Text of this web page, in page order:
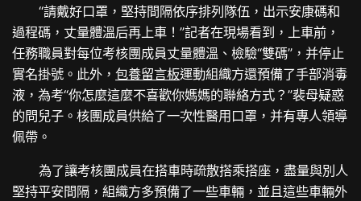
“請戴好口罩，堅持間隔依序排列隊伍，出示安康碼和
過程碼，丈量體溫后再上車！”記者在現場看到，上車前，
任務職員對每位考核團成員丈量體溫、檢驗“雙碼”，并停止
實名掛號。此外，包養留言板運動組織方還預備了手部消毒
液，為考“你怎麼這麼不喜歡你媽媽的聯絡方式？”裴母疑惑
的問兒子。核團成員供給了一次性醫用口罩，并有專人領導
佩帶。
為了讓考核團成員在搭車時疏散搭乘搭座，盡量與別人
堅持平安間隔，組織方多預備了一些車輛，並且這些車輛外